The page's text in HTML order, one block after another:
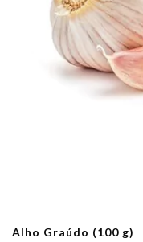
Alho Graúdo (100 g)